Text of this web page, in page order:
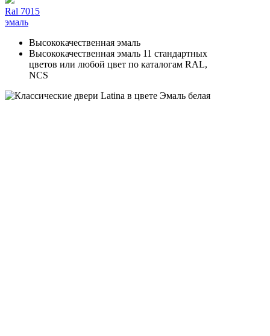
Ral 7015
эмаль
Высококачественная эмаль
Высококачественная эмаль 11 стандартных
цветов или любой цвет по каталогам RAL,
NCS